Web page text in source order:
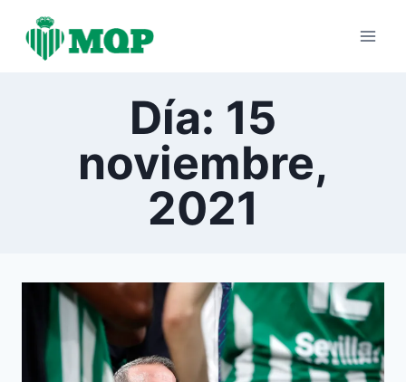
contenido
Día: 15
noviembre,
2021